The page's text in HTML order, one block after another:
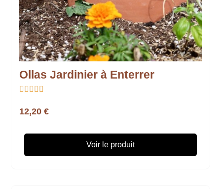
Ollas Jardinier à Enterrer
    
12,20 €
Voir le produit